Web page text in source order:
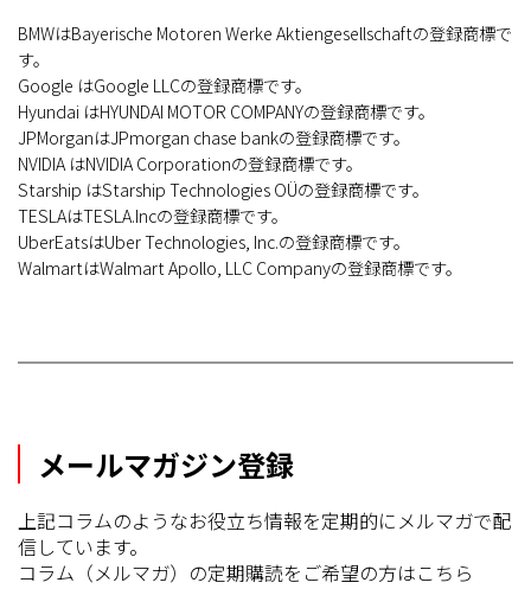
BMWはBayerische Motoren Werke Aktiengesellschaftの登録商標で
す。
Google はGoogle LLCの登録商標です。
Hyundai はHYUNDAI MOTOR COMPANYの登録商標です。
JPMorganはJPmorgan chase bankの登録商標です。
NVIDIA はNVIDIA Corporationの登録商標です。
Starship はStarship Technologies OÜの登録商標です。
TESLAはTESLA.Incの登録商標です。
UberEatsはUber Technologies, Inc.の登録商標です。
WalmartはWalmart Apollo, LLC Companyの登録商標です。
メールマガジン登録
上記コラムのようなお役立ち情報を定期的にメルマガで配
信しています。
コラム（メルマガ）の定期購読をご希望の方はこちら